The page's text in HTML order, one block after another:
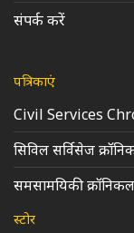
संपर्क करें
पत्रिकाएं
Civil Services
सिविल सर्विसेज
समसामयिकी क्रॉनिकल
स्टोर